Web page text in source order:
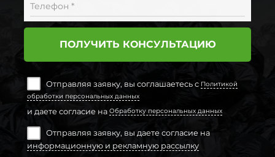
Телефон *
ПОЛУЧИТЬ КОНСУЛЬТАЦИЮ
Отправляя заявку, вы соглашаетесь с Политикой
обработки персональных данных
и даете согласие на Обработку персональных данных
Отправляя заявку, вы даете согласие на
информационную и рекламную рассылку